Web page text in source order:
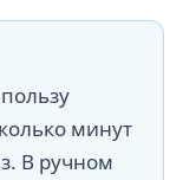
минут
В ручном